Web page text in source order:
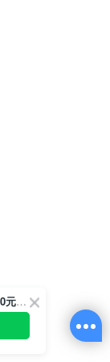
綁定LINE好友 享100元折價券